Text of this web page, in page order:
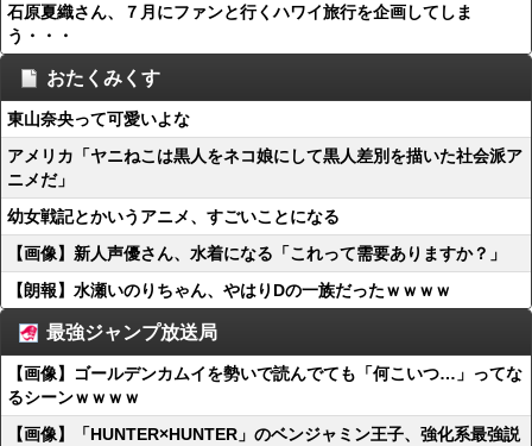
石原夏織さん、７月にファンと行くハワイ旅行を企画してしま
う・・・
おたくみくす
東山奈央って可愛いよな
アメリカ「ヤニねこは黒人をネコ娘にして黒人差別を描いた社会派ア
ニメだ」
幼女戦記とかいうアニメ、すごいことになる
【画像】新人声優さん、水着になる「これって需要ありますか？」
【朗報】水瀬いのりちゃん、やはりDの一族だったｗｗｗｗ
最強ジャンプ放送局
【画像】ゴールデンカムイを勢いで読んでても「何こいつ…」ってな
るシーンｗｗｗｗ
【画像】「HUNTER×HUNTER」のベンジャミン王子、強化系最強説